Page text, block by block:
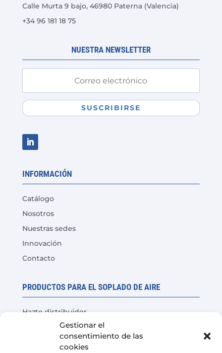
Gestionar el
consentimiento de las
cookies
la
página
producto
Calle Murta 9 bajo, 46980 Paterna (Valencia)
+34 96 181 18 75
NUESTRA NEWSLETTER
SUSCRIBIRSE
INFORMACIÓN
Catálogo
Nosotros
Nuestras sedes
Innovación
Contacto
PRODUCTOS PARA EL SOPLADO DE AIRE
Hazte distribuidor
Prueba del producto
Preguntas Frecuentes